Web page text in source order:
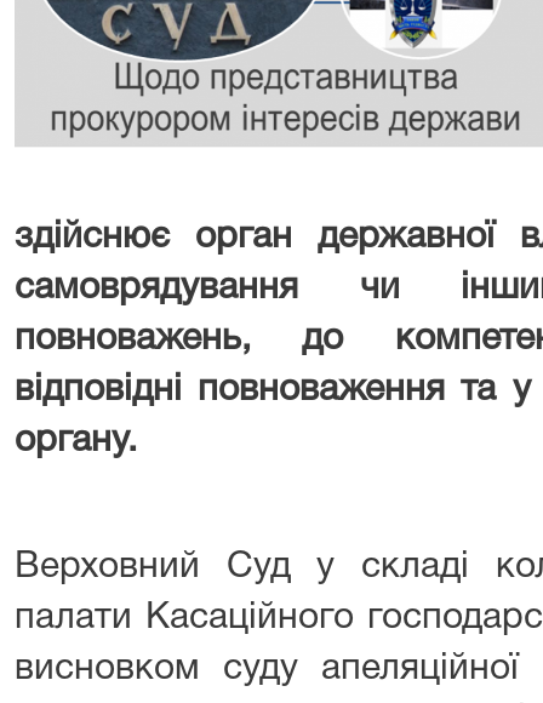
здійснює орган державної
самоврядування чи
повноважень, до
відповідні повноваження та у
органу.
Верховний Суд у складі
палати Касаційного
висновком суду апеляційної